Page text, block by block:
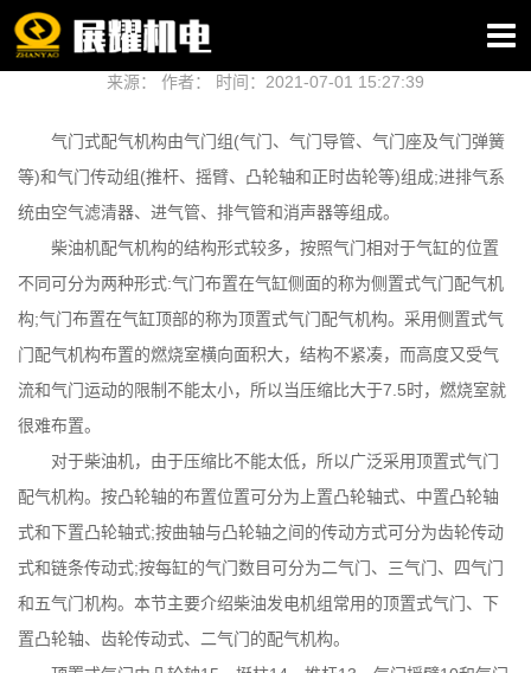
发电机的配气机构
来源： 作者： 时间：2021-07-01 15:27:39
气门式配气机构由气门组(气门、气门导管、气门座及气门弹簧
等)和气门传动组(推杆、摇臂、凸轮轴和正时齿轮等)组成;进排气系
统由空气滤清器、进气管、排气管和消声器等组成。
柴油机配气机构的结构形式较多，按照气门相对于气缸的位置
不同可分为两种形式:气门布置在气缸侧面的称为侧置式气门配气机
构;气门布置在气缸顶部的称为顶置式气门配气机构。采用侧置式气
门配气机构布置的燃烧室横向面积大，结构不紧凑，而高度又受气
流和气门运动的限制不能太小，所以当压缩比大于7.5时，燃烧室就
很难布置。
对于柴油机，由于压缩比不能太低，所以广泛采用顶置式气门
配气机构。按凸轮轴的布置位置可分为上置凸轮轴式、中置凸轮轴
式和下置凸轮轴式;按曲轴与凸轮轴之间的传动方式可分为齿轮传动
式和链条传动式;按每缸的气门数目可分为二气门、三气门、四气门
和五气门机构。本节主要介绍柴油发电机组常用的顶置式气门、下
置凸轮轴、齿轮传动式、二气门的配气机构。